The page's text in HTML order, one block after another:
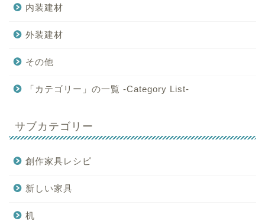
内装建材
外装建材
その他
「カテゴリー」の一覧 -Category List-
サブカテゴリー
創作家具レシピ
新しい家具
机